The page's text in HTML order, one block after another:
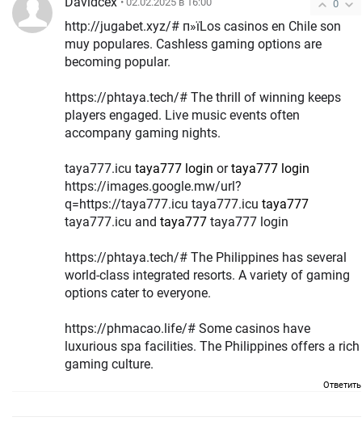
0
http://jugabet.xyz/# п»їLos casinos en Chile son
muy populares. Cashless gaming options are
becoming popular.
https://phtaya.tech/# The thrill of winning keeps
players engaged. Live music events often
accompany gaming nights.
taya777.icu taya777 login ortaya777 login
https://images.google.mw/url?
q=https://taya777.icu taya777.icu taya777
taya777.icu and taya777 taya777 login
https://phtaya.tech/# The Philippines has several
world-class integrated resorts. A variety of gaming
options cater to everyone.
https://phmacao.life/# Some casinos have
luxurious spa facilities. The Philippines offers a rich
gaming culture.
Ответить